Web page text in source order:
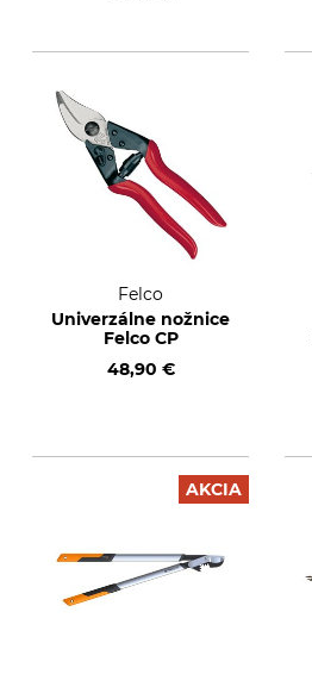
Felco
Univerzálne nožnice
Felco CP
48,90 €
AKCIA